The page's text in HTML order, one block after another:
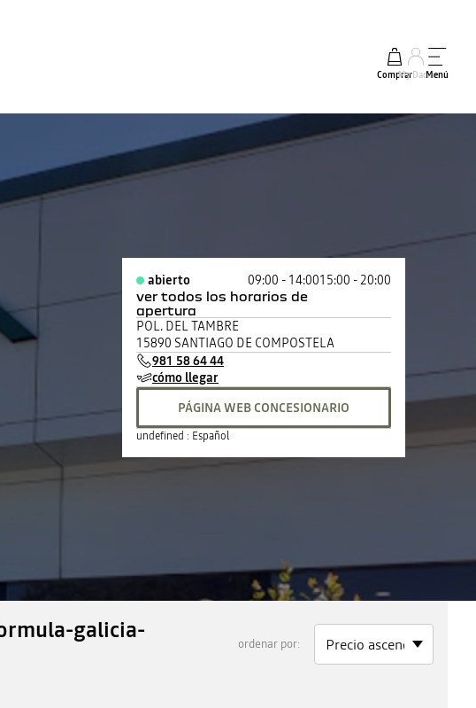
ComprarMy DaciaMenú
abierto 09:00 - 14:0015:00 - 20:00
ver todos los horarios de
apertura
lunes
martes
09:00 - 14:0015:00 - 20:00
miércoles
09:00 - 14:0015:00 - 20:00
jueves
viernes
09:00 - 14:0015:00 - 20:00
10:00 - 13:30
domingo
cerrado
POL. DEL TAMBRE
15890 SANTIAGO DE COMPOSTELA
981 58 64 44
cómo llegar
PÁGINA WEB CONCESIONARIO
undefined : Español
galicia-
ordenar por: